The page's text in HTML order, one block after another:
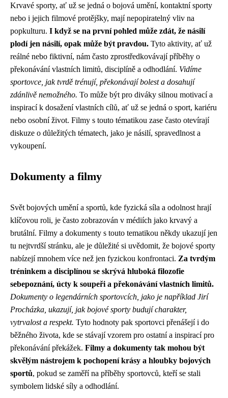
Krvavé sporty, ať už se jedná o bojová umění, kontaktní sporty
nebo i jejich filmové protějšky, mají nepopiratelný vliv na
popkulturu. I když se na první pohled může zdát, že násilí
plodí jen násilí, opak může být pravdou. Tyto aktivity, ať už
reálné nebo fiktivní, nám často zprostředkovávají příběhy o
překonávání vlastních limitů, disciplíně a odhodlání. Vidíme
sportovce, jak tvrdě trénují, překonávají bolest a dosahují
zdánlivě nemožného. To může být pro diváky silnou motivací a
inspirací k dosažení vlastních cílů, ať už se jedná o sport, kariéru
nebo osobní život. Filmy s touto tématikou zase často otevírají
diskuze o důležitých tématech, jako je násilí, spravedlnost a
vykoupení.
Dokumenty a filmy
Svět bojových umění a sportů, kde fyzická síla a odolnost hrají
klíčovou roli, je často zobrazován v médiích jako krvavý a
brutální. Filmy a dokumenty s touto tematikou někdy ukazují jen
tu nejtvrdší stránku, ale je důležité si uvědomit, že bojové sporty
nabízejí mnohem více než jen fyzickou konfrontaci. Za tvrdým
tréninkem a disciplínou se skrývá hluboká filozofie
sebepoznání, úcty k soupeři a překonávání vlastních limitů.
Dokumenty o legendárních sportovcích, jako je například Jirí
Procházka, ukazují, jak bojové sporty budují charakter,
vytrvalost a respekt. Tyto hodnoty pak sportovci přenášejí i do
běžného života, kde se stávají vzorem pro ostatní a inspirací pro
překonávání překážek. Filmy a dokumenty tak mohou být
skvělým nástrojem k pochopení krásy a hloubky bojových
sportů, pokud se zaměří na příběhy sportovců, kteří se stali
symbolem lidské síly a odhodlání.